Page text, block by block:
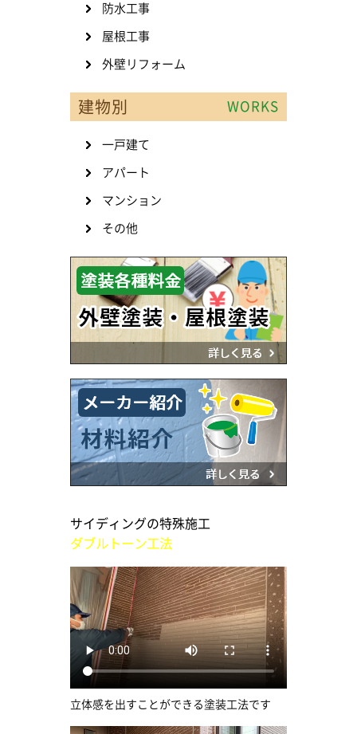
防水工事
屋根工事
外壁リフォーム
建物別 WORKS
一戸建て
アパート
マンション
その他
サイディングの特殊施工
ダブルトーン工法
立体感を出すことができる塗装工法です